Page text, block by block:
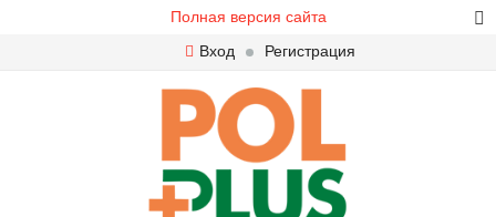
Полная версия сайта
Вход
Регистрация